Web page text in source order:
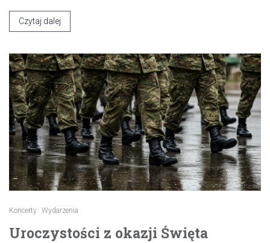
Czytaj dalej
Koncerty Wydarzenia
Uroczystości z okazji Święta